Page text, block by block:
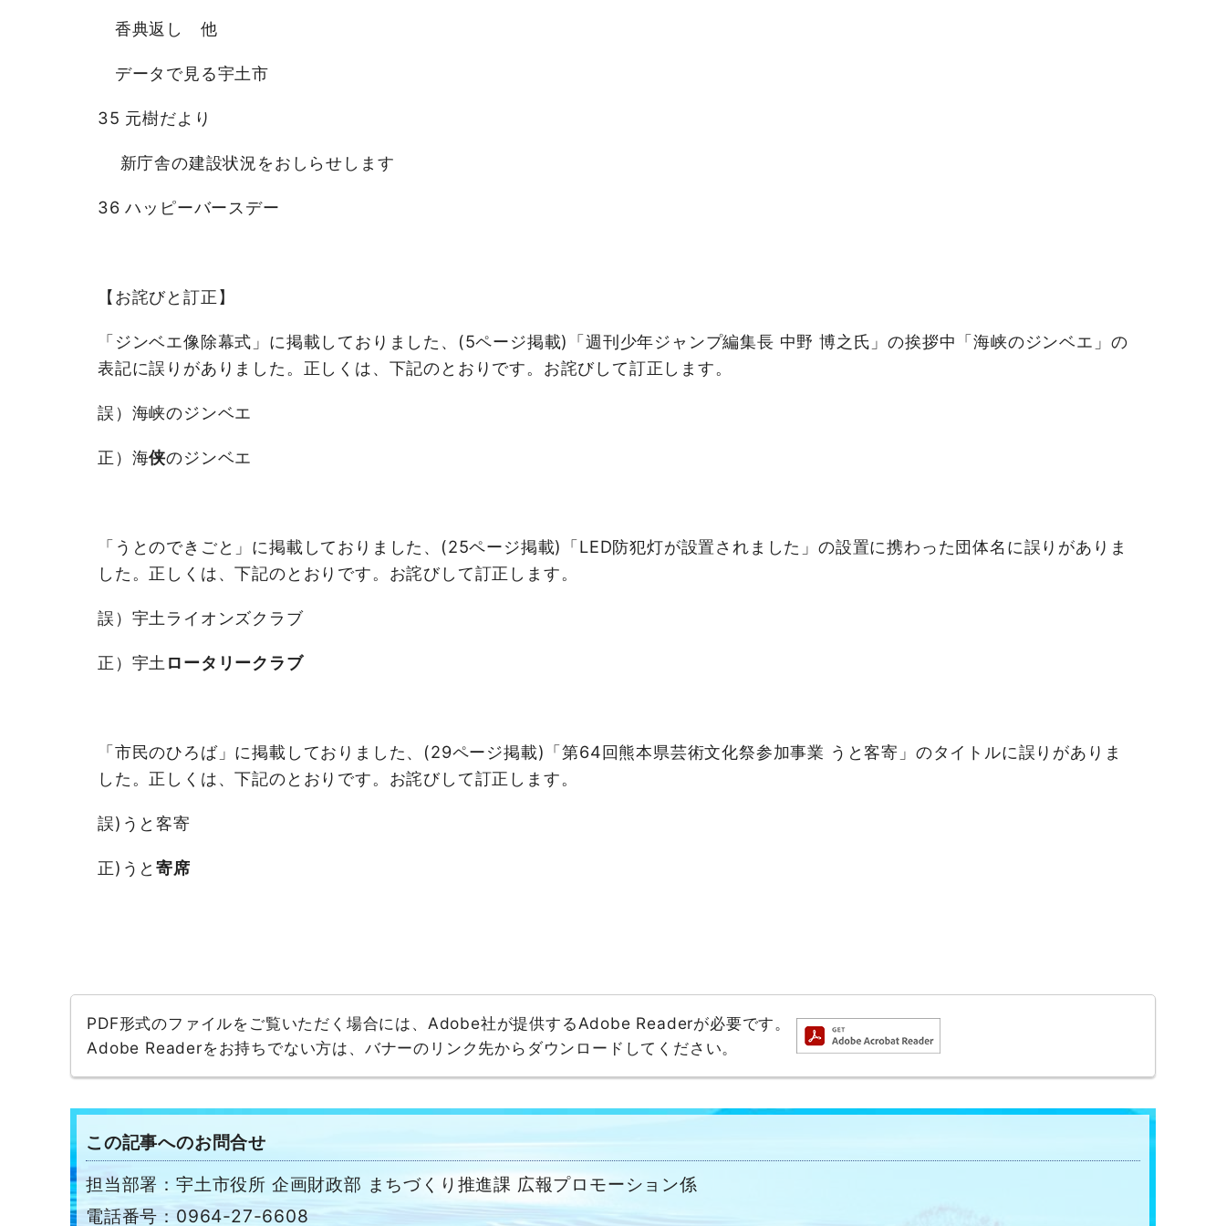
香典返し 他
データで見る宇土市
35 元樹だより
新庁舎の建設状況をおしらせします
36 ハッピーバースデー
【お詫びと訂正】
「ジンベエ像除幕式」に掲載しておりました、(5ページ掲載)「週刊少年ジャンプ編集長 中野 博之氏」の挨拶中「海峡のジンベエ」の
表記に誤りがありました。正しくは、下記のとおりです。お詫びして訂正します。
誤）海峡のジンベエ
正）海侠のジンベエ
「うとのできごと」に掲載しておりました、(25ページ掲載)「LED防犯灯が設置されました」の設置に携わった団体名に誤りがありま
した。正しくは、下記のとおりです。お詫びして訂正します。
誤）宇土ライオンズクラブ
正）宇土 ロータリークラブ
「市民のひろば」に掲載しておりました、(29ページ掲載)「第64回熊本県芸術文化祭参加事業 うと客寄」のタイトルに誤りがありま
した。正しくは、下記のとおりです。お詫びして訂正します。
誤)うと客寄
正)うと寄席
PDF形式のファイルをご覧いただく場合には、Adobe社が提供するAdobe Readerが必要です。
Adobe Readerをお持ちでない方は、バナーのリンク先からダウンロードしてください。
この記事へのお問合せ
担当部署：宇土市役所 企画財政部 まちづくり推進課 広報プロモーション係
電話番号：0964-27-6608